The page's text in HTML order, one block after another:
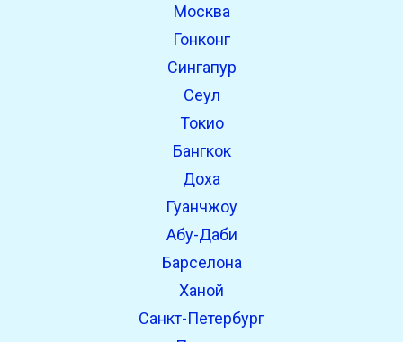
Москва
Гонконг
Сингапур
Сеул
Токио
Бангкок
Доха
Гуанчжоу
Абу-Даби
Барселона
Ханой
Санкт-Петербург